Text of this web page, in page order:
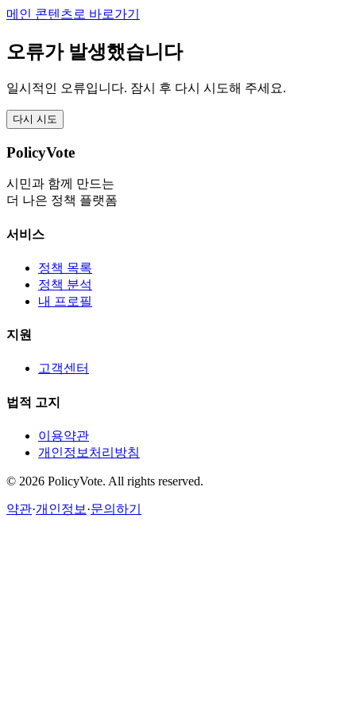
메인 콘텐츠로 바로가기
오류가 발생했습니다
일시적인 오류입니다. 잠시 후 다시 시도해 주세요.
다시 시도
PolicyVote
시민과 함께 만드는
더 나은 정책 플랫폼
서비스
정책 목록
정책 분석
내 프로필
지원
고객센터
법적 고지
이용약관
개인정보처리방침
© 2026 PolicyVote. All rights reserved.
약관·개인정보 ·문의하기